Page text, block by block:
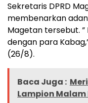
Sekretaris DPRD
membenarkan
Magetan tersebut.
dengan para
(26/8).
Baca Juga :
Lampion